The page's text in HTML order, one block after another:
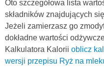
Oto szczegółowa lista
składników znajdujących
Jeżeli zamierzasz go
dokładne wartości
Kalkulatora Kalorii oblicz
wersji przepisu Ryż na